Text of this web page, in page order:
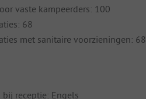
vaste kampeerders: 100
68
met sanitaire voorzieningen: 68
receptie: Engels